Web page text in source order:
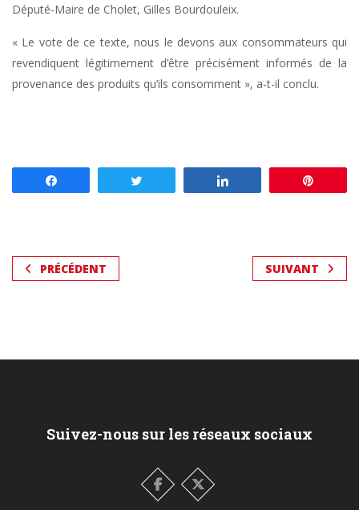
Député-Maire de Cholet, Gilles Bourdouleix.
« Le vote de ce texte, nous le devons aux consommateurs qui
revendiquent légitimement d’être précisément informés de la
provenance des produits qu’ils consomment », a-t-il conclu.
PRÉCÉDENT SUIVANT
Suivez-nous sur les réseaux sociaux